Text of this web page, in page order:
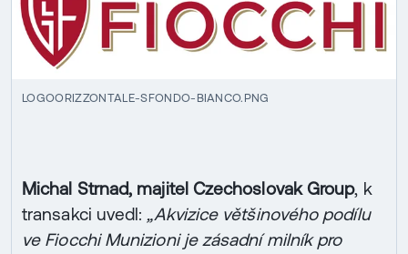
LOGOORIZZONTALE-SFONDO-BIANCO.PNG
Michal Strnad, majitel Czechoslovak Group, k
transakci uvedl: „Akvizice většinového podílu
ve Fiocchi Munizioni je zásadní milník pro